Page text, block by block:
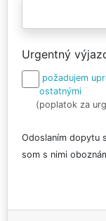
Urgentný
požadujem
ostatnými
(poplatok za
Odoslaním dopytu
som s nimi